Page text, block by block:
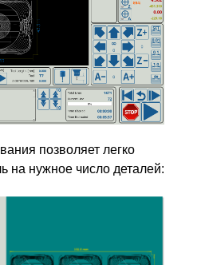
позволяет легко
на нужное число деталей: